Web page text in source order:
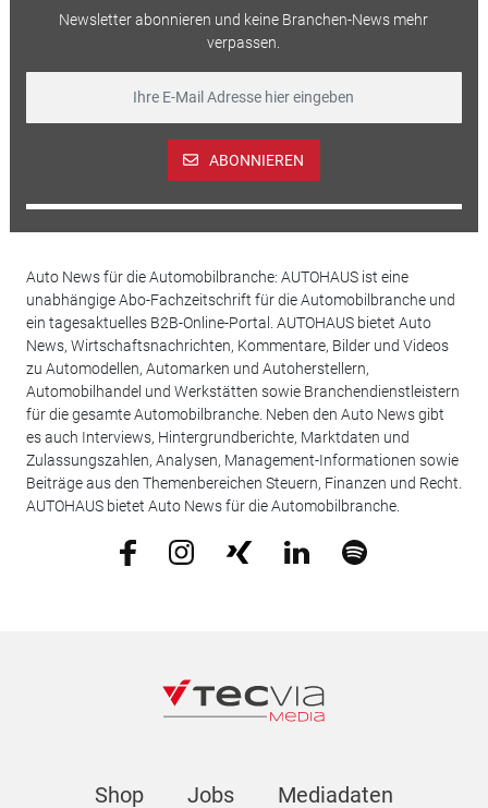
Newsletter abonnieren und keine Branchen-News mehr
verpassen.
ABONNIEREN
Auto News für die Automobilbranche: AUTOHAUS ist eine
unabhängige Abo-Fachzeitschrift für die Automobilbranche und
ein tagesaktuelles B2B-Online-Portal. AUTOHAUS bietet Auto
News, Wirtschaftsnachrichten, Kommentare, Bilder und Videos
zu Automodellen, Automarken und Autoherstellern,
Automobilhandel und Werkstätten sowie Branchendienstleistern
für die gesamte Automobilbranche. Neben den Auto News gibt
es auch Interviews, Hintergrundberichte, Marktdaten und
Zulassungszahlen, Analysen, Management-Informationen sowie
Beiträge aus den Themenbereichen Steuern, Finanzen und Recht.
AUTOHAUS bietet Auto News für die Automobilbranche.
Shop Jobs Mediadaten